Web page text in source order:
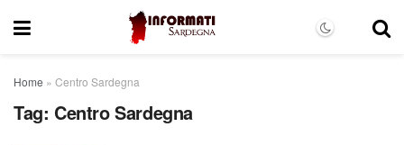
Home » Centro Sardegna
Tag: Centro Sardegna